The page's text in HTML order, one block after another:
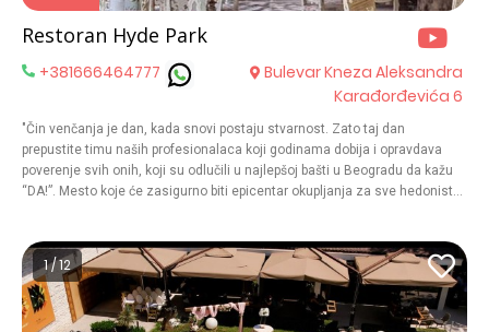
Restoran Hyde Park
+381666464777
Bulevar Kneza Aleksandra
Karađorđevića 6
"Čin venčanja je dan, kada snovi postaju stvarnost. Zato taj dan
prepustite timu naših profesionalaca koji godinama dobija i opravdava
poverenje svih onih, koji su odlučili u najlepšoj bašti u Beogradu da kažu
“DA!”. Mesto koje će zasigurno biti epicentar okupljanja za sve hedoniste
menijem koji u potpunosti prati besprekornu vinsku kartu. Ugodite svim
svojim čulima i uživajte u najlepšoj bašti u Beogradu uz bogat izbor hrane
i pića.
1 / 12